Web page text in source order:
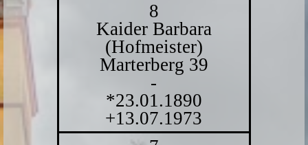
8
Kaider Barbara
(Hofmeister)
Marterberg 39
-
*23.01.1890
+13.07.1973